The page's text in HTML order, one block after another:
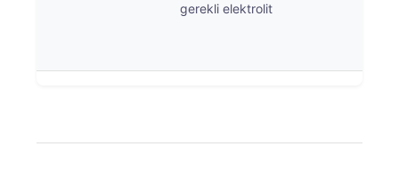
gerekli elektrolit